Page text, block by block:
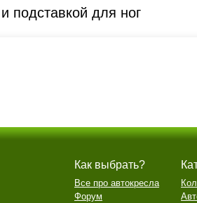
подставкой для ног
Как выбрать?
Все про автокресла
Форум